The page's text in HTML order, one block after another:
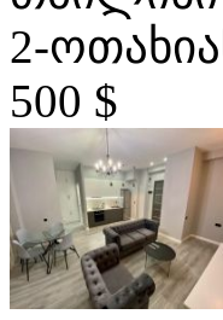
2-
500 $